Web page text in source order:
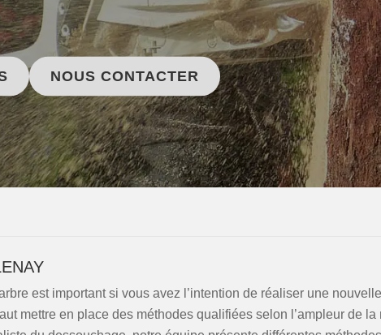
NOUS CONTACTER
est important si vous avez l’intention de réaliser une nouvelle
mettre en place des méthodes qualifiées selon l’ampleur de la